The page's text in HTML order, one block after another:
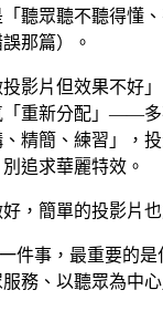
聽眾聽不聽得懂
那篇）。
影片但效果不好
「重新分配」——多
精簡、練習」，
追求華麗特效。
，簡單的投影片
件事，最重要的是
服務、以聽眾為中